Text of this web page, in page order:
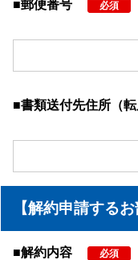
■郵便番号 必須
■書類送付先住所（転
【解約申請する
■解約内容 必須